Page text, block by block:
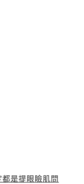
都是提眼瞼肌問